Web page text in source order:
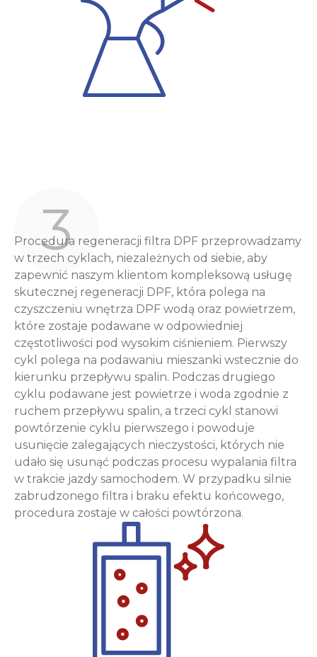
3
Procedura regeneracji filtra DPF przeprowadzamy
w trzech cyklach, niezależnych od siebie, aby
zapewnić naszym klientom kompleksową usługę
skutecznej regeneracji DPF, która polega na
czyszczeniu wnętrza DPF wodą oraz powietrzem,
które zostaje podawane w odpowiedniej
częstotliwości pod wysokim ciśnieniem. Pierwszy
cykl polega na podawaniu mieszanki wstecznie do
kierunku przepływu spalin. Podczas drugiego
cyklu podawane jest powietrze i woda zgodnie z
ruchem przepływu spalin, a trzeci cykl stanowi
powtórzenie cyklu pierwszego i powoduje
usunięcie zalegających nieczystości, których nie
udało się usunąć podczas procesu wypalania filtra
w trakcie jazdy samochodem. W przypadku silnie
zabrudzonego filtra i braku efektu końcowego,
procedura zostaje w całości powtórzona.